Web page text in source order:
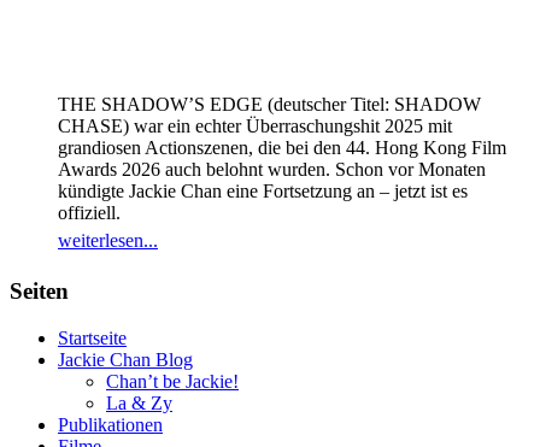
THE SHADOW’S EDGE (deutscher Titel: SHADOW
CHASE) war ein echter Überraschungshit 2025 mit
grandiosen Actionszenen, die bei den 44. Hong Kong Film
Awards 2026 auch belohnt wurden. Schon vor Monaten
kündigte Jackie Chan eine Fortsetzung an – jetzt ist es
offiziell.
weiterlesen...
Seiten
Startseite
Jackie Chan Blog
Chan’t be Jackie!
La & Zy
Publikationen